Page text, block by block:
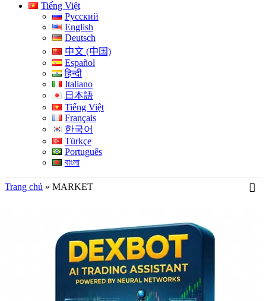
Tiếng Việt
Русский
English
Deutsch
中文 (中国)
Español
हिन्दी
Italiano
日本語
Tiếng Việt
Français
한국어
Türkçe
Português
বাংলা
Trang chủ » MARKET